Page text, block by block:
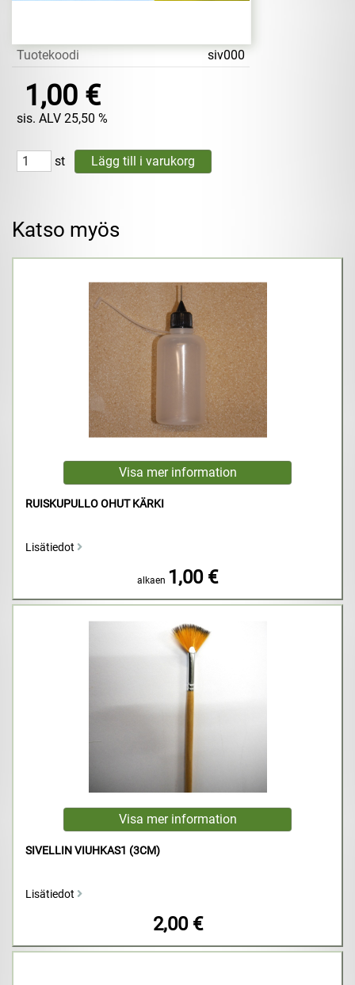
Tuotekoodi siv000
1,00 €
sis. ALV 25,50 %
st
Katso myös
RUISKUPULLO OHUT KÄRKI
Lisätiedot
alkaen 1,00 €
SIVELLIN VIUHKAS1 (3CM)
Lisätiedot
2,00 €